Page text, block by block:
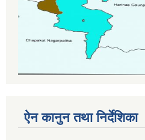
ऐन कानुन तथा निर्देशिका